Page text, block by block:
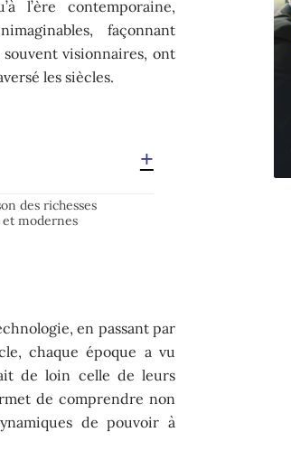
l’ère contemporaine,
façonnant
souvent visionnaires, ont
les siècles.
des richesses
modernes
en passant par
chaque époque a vu
de loin celle de leurs
de comprendre non
de pouvoir à